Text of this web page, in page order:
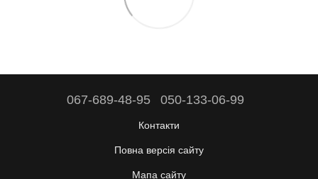
067-689-48-95 050-133-06-99
Контакти
Повна версія сайту
Мапа сайту